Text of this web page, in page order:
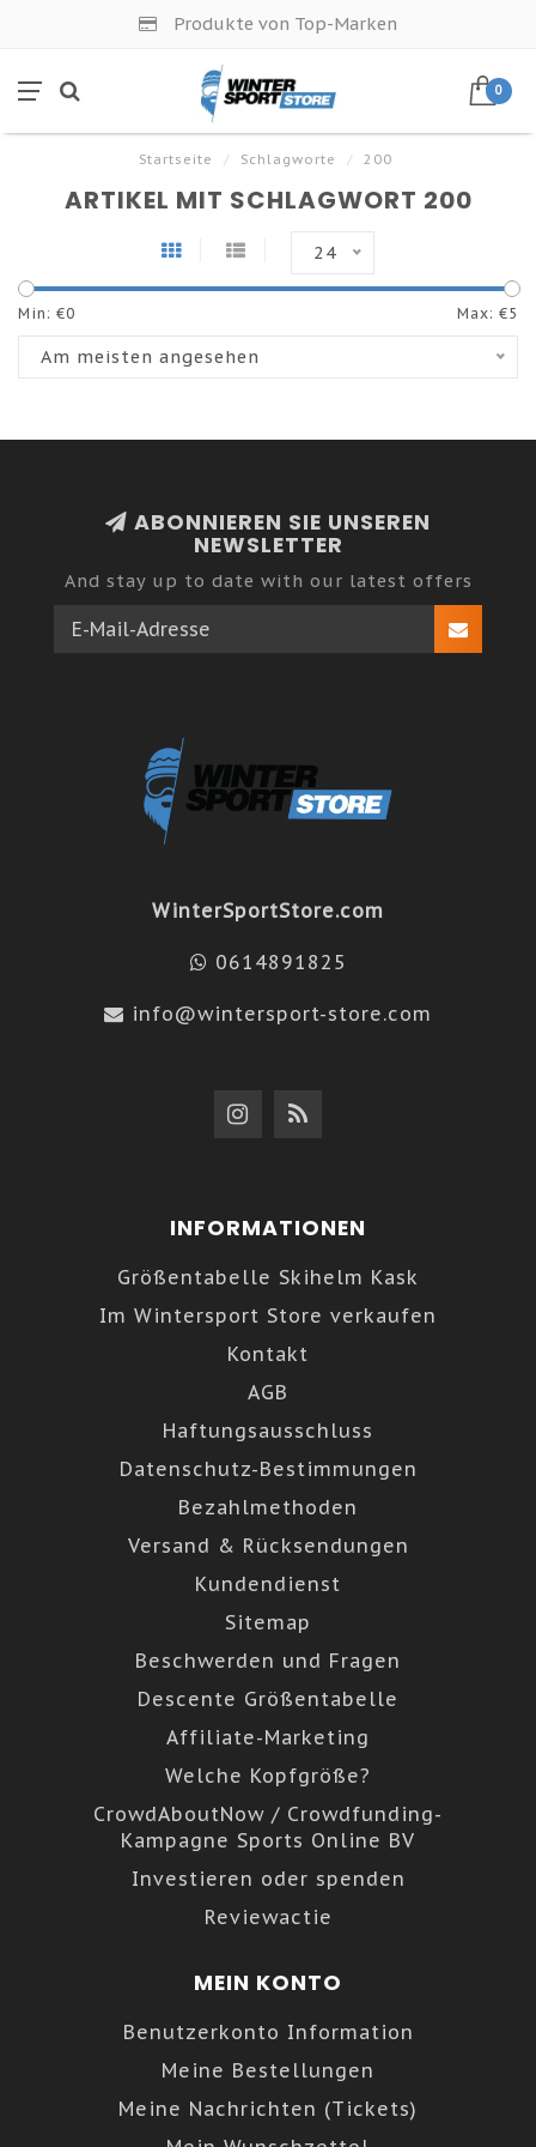
Produkte von Top-Marken
0
Startseite / Schlagworte / 200
ARTIKEL MIT SCHLAGWORT 200
24
Min: €0 Max: €5
Am meisten angesehen
ABONNIEREN SIE UNSEREN
NEWSLETTER
And stay up to date with our latest offers
WinterSportStore.com
0614891825
info@wintersport-store.com
INFORMATIONEN
Größentabelle Skihelm Kask
Im Wintersport Store verkaufen
Kontakt
AGB
Haftungsausschluss
Datenschutz-Bestimmungen
Bezahlmethoden
Versand & Rücksendungen
Kundendienst
Sitemap
Beschwerden und Fragen
Descente Größentabelle
Affiliate-Marketing
Welche Kopfgröße?
CrowdAboutNow / Crowdfunding-
Kampagne Sports Online BV
Investieren oder spenden
Reviewactie
MEIN KONTO
Benutzerkonto Information
Meine Bestellungen
Meine Nachrichten (Tickets)